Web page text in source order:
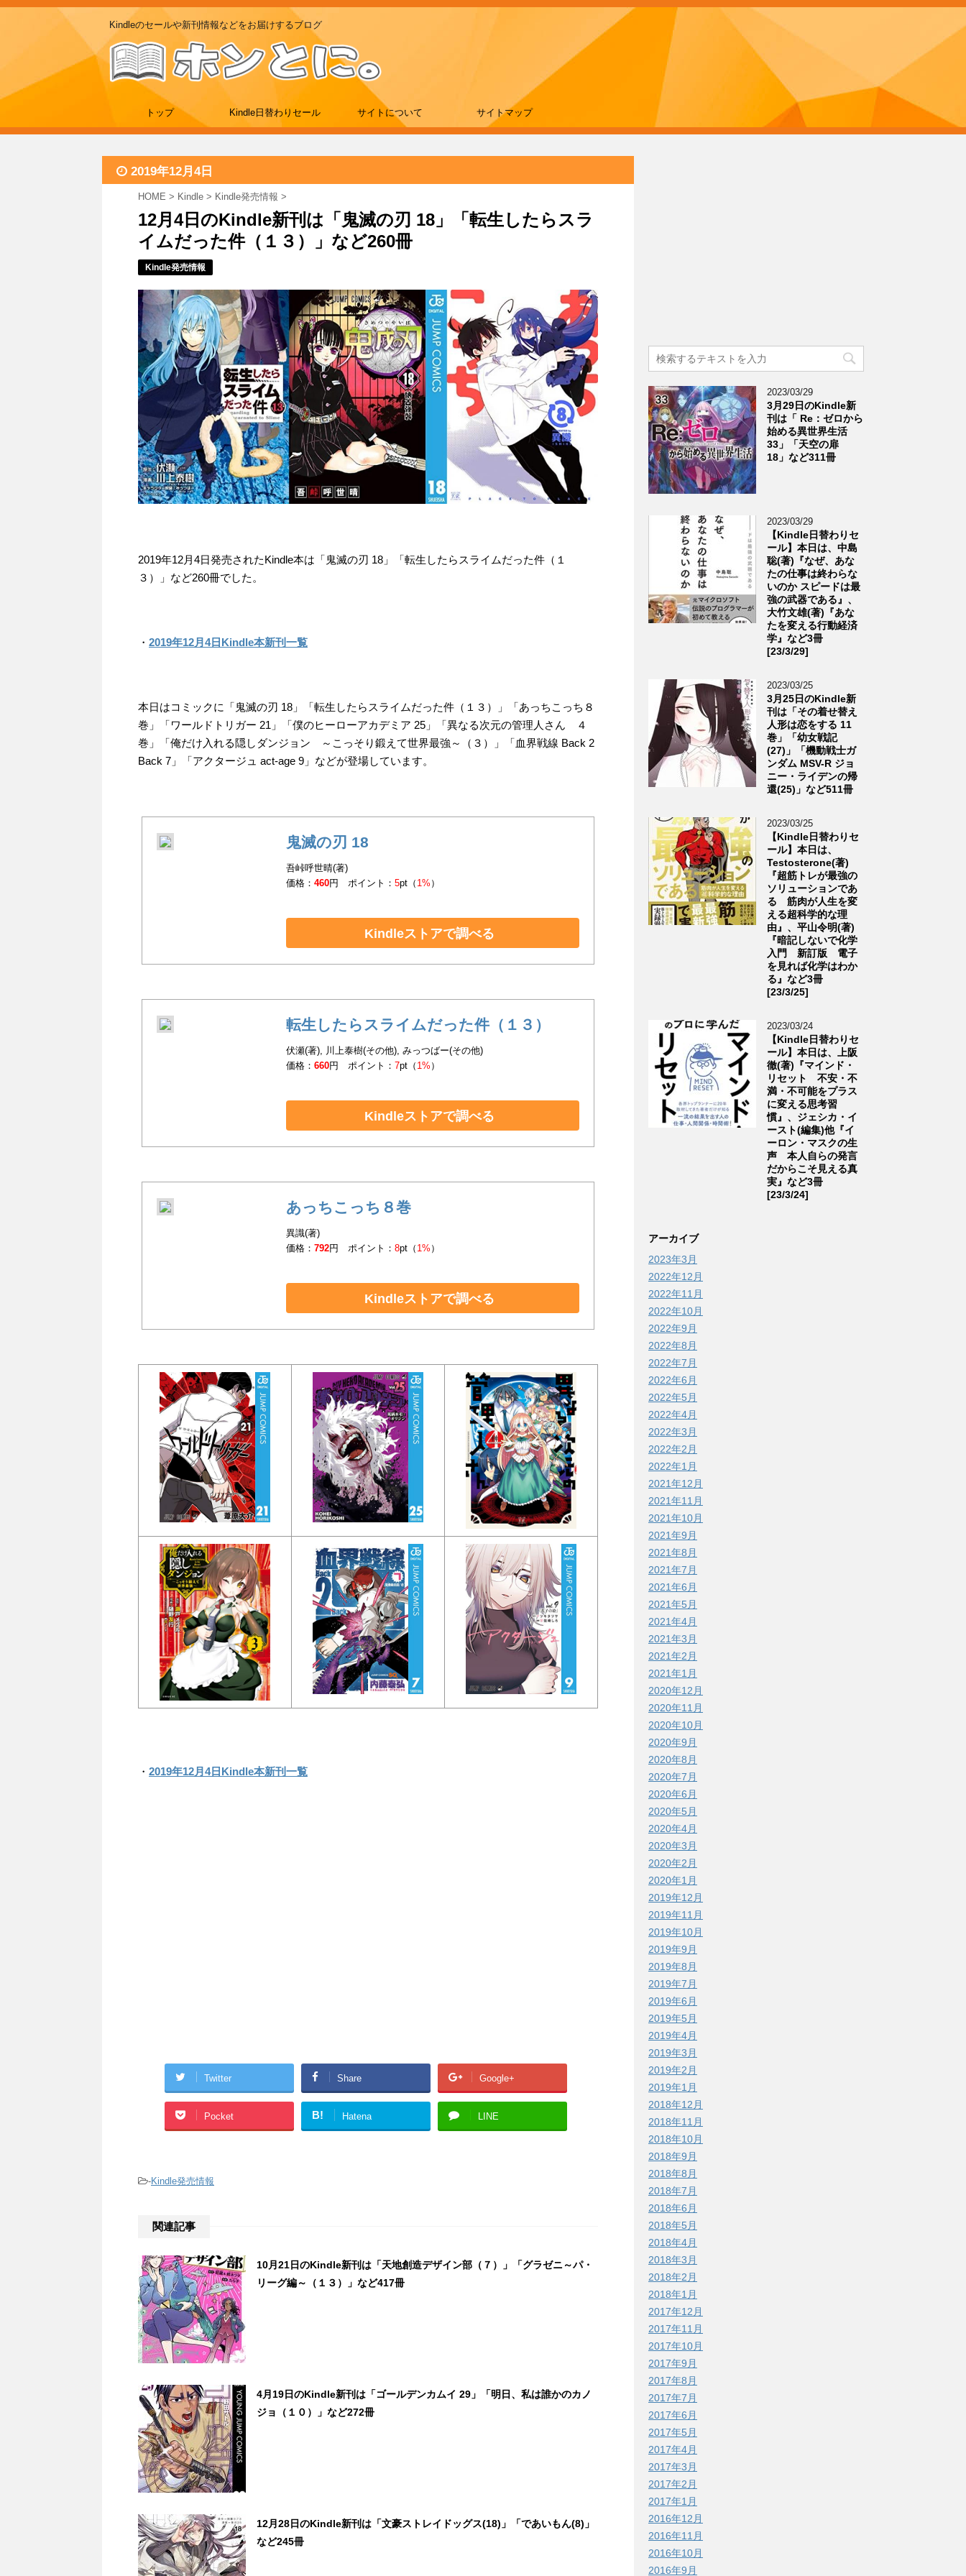
Kindleのセールや新刊情報などをお届けするブログ
トップ Kindle日替わりセール サイトについて サイトマップ
2019年12月4日
HOME > Kindle > Kindle発売情報 >
12月4日のKindle新刊は「鬼滅の刃 18」「転生したらスラ
イムだった件（１３）」など260冊
Kindle発売情報
2019年12月4日発売されたKindle本は「鬼滅の刃 18」「転生したらスライムだった件（１
３）」など260冊でした。
・ 2019年12月4日Kindle本新刊一覧
本日はコミックに「鬼滅の刃 18」「転生したらスライムだった件（１３）」「あっちこっち８
巻」「ワールドトリガー 21」「僕のヒーローアカデミア 25」「異なる次元の管理人さん ４
巻」「俺だけ入れる隠しダンジョン ～こっそり鍛えて世界最強～（３）」「血界戦線 Back 2
Back 7」「アクタージュ act-age 9」などが登場しています。
鬼滅の刃 18
吾峠呼世晴(著)
価格：460円 ポイント：5pt（ 1% ）
Kindleストアで調べる
転生したらスライムだった件（１３）
伏瀬(著), 川上泰樹(その他), みっつばー(その他)
価格：660円 ポイント：7pt（ 1% ）
Kindleストアで調べる
あっちこっち８巻
異識(著)
価格：792円 ポイント：8pt（ 1% ）
Kindleストアで調べる
・ 2019年12月4日Kindle本新刊一覧
Twitter Share Google+
Pocket B! Hatena LINE
-Kindle発売情報
関連記事
10月21日のKindle新刊は「天地創造デザイン部（７）」「グラゼニ～パ・
リーグ編～（１３）」など417冊
4月19日のKindle新刊は「ゴールデンカムイ 29」「明日、私は誰かのカノ
ジョ（１０）」など272冊
12月28日のKindle新刊は「文豪ストレイドッグス(18)」「であいもん(8)」
など245冊
2023/03/29
3月29日のKindle新
刊は「 Re：ゼロから
始める異世界生活
33」「天空の扉
18」など311冊
2023/03/29
【Kindle日替わりセ
ール】本日は、中島
聡(著)『なぜ、あな
たの仕事は終わらな
いのか スピードは最
強の武器である』、
大竹文雄(著)『あな
たを変える行動経済
学』など3冊
[23/3/29]
2023/03/25
3月25日のKindle新
刊は「その着せ替え
人形は恋をする 11
巻」「幼女戦記
(27)」「機動戦士ガ
ンダム MSV-R ジョ
ニー・ライデンの帰
還(25)」など511冊
2023/03/25
【Kindle日替わりセ
ール】本日は、
Testosterone(著)
『超筋トレが最強の
ソリューションであ
る 筋肉が人生を変
える超科学的な理
由』、平山令明(著)
『暗記しないで化学
入門 新訂版 電子
を見れば化学はわか
る』など3冊
[23/3/25]
2023/03/24
【Kindle日替わりセ
ール】本日は、上阪
徹(著)『マインド・
リセット 不安・不
満・不可能をプラス
に変える思考習
慣』、ジェシカ・イ
ースト(編集)他『イ
ーロン・マスクの生
声 本人自らの発言
だからこそ見える真
実』など3冊
[23/3/24]
アーカイブ
2023年3月
2022年12月
2022年11月
2022年10月
2022年9月
2022年8月
2022年7月
2022年6月
2022年5月
2022年4月
2022年3月
2022年2月
2022年1月
2021年12月
2021年11月
2021年10月
2021年9月
2021年8月
2021年7月
2021年6月
2021年5月
2021年4月
2021年3月
2021年2月
2021年1月
2020年12月
2020年11月
2020年10月
2020年9月
2020年8月
2020年7月
2020年6月
2020年5月
2020年4月
2020年3月
2020年2月
2020年1月
2019年12月
2019年11月
2019年10月
2019年9月
2019年8月
2019年7月
2019年6月
2019年5月
2019年4月
2019年3月
2019年2月
2019年1月
2018年12月
2018年11月
2018年10月
2018年9月
2018年8月
2018年7月
2018年6月
2018年5月
2018年4月
2018年3月
2018年2月
2018年1月
2017年12月
2017年11月
2017年10月
2017年9月
2017年8月
2017年7月
2017年6月
2017年5月
2017年4月
2017年3月
2017年2月
2017年1月
2016年12月
2016年11月
2016年10月
2016年9月